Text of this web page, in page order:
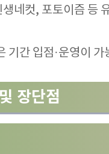
생네컷, 포토이즘 등
기간 입점·운영이
장단점